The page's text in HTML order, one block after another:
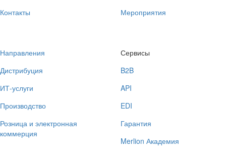
Контакты
Мероприятия
Направления
Дистрибуция
ИТ-услуги
Производство
Розница и электронная
коммерция
Сервисы
B2B
API
EDI
Гарантия
Merlion Академия